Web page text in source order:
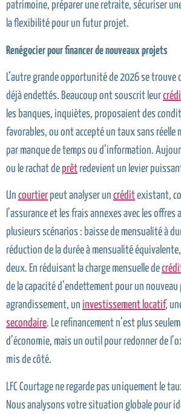
patrimoine, préparer une retraite, sécuriser
la flexibilité pour un futur projet.
Renégocier pour financer de nouveaux projets
L’autre grande opportunité de 2026 se trouve
déjà endettés. Beaucoup ont souscrit leur
les banques, inquiètes, proposaient des
favorables, ou ont accepté un taux sans réelle
par manque de temps ou d’information.
ou le rachat de prêt redevient un levier
Un courtier peut analyser un créditexistant,
l’assurance et les frais annexes avec les
plusieurs scénarios : baisse de mensualité à
réduction de la durée à mensualité
deux. En réduisant la charge mensuelle de
de la capacité d’endettement pour un
agrandissement, un investissement locatif,
secondaire. Le refinancement n’est plus
d’économie, mais un outil pour redonner de
mis de côté.
LFC Courtage ne regarde pas uniquement le
Nous analysons votre situation globale pour